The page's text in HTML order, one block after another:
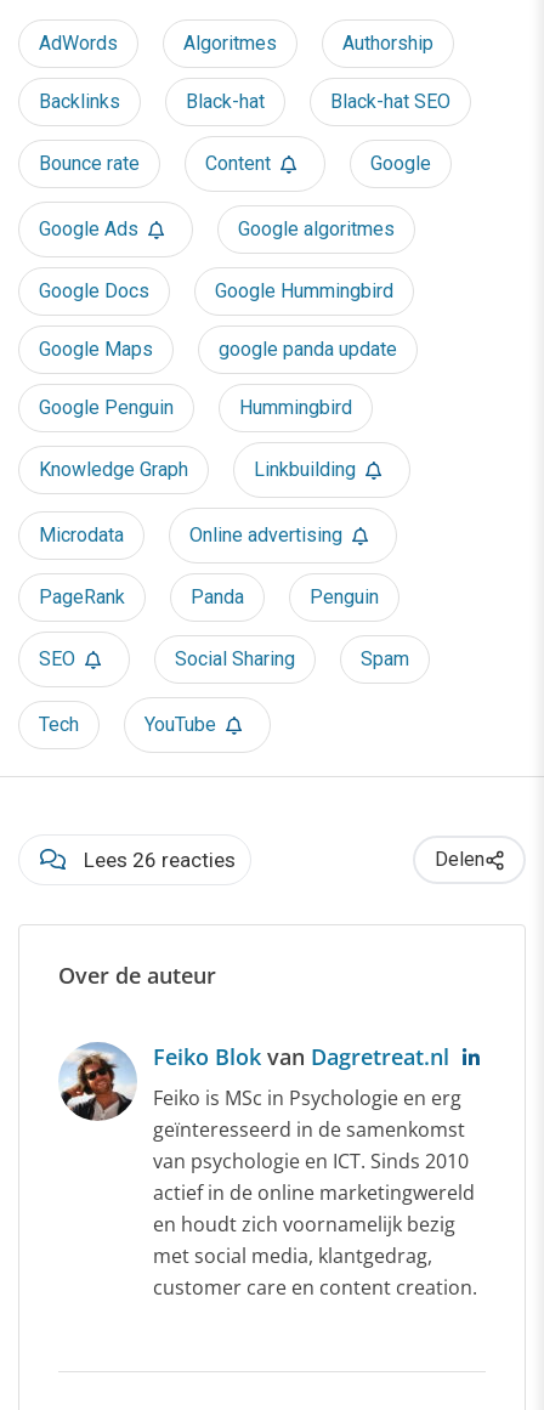
AdWords Algoritmes Authorship
Backlinks Black-hat Black-hat SEO
Bounce rate Content Google
Google Ads Google algoritmes
Google Docs Google Hummingbird
Google Maps google panda update
Google Penguin Hummingbird
Knowledge Graph Linkbuilding
Microdata Online advertising
PageRank Panda Penguin
SEO Social Sharing Spam
Tech YouTube
Lees 26 reacties Delen
Over de auteur
Feiko Blok van Dagretreat.nl
Feiko is MSc in Psychologie en erg
geïnteresseerd in de samenkomst
van psychologie en ICT. Sinds 2010
actief in de online marketingwereld
en houdt zich voornamelijk bezig
met social media, klantgedrag,
customer care en content creation.